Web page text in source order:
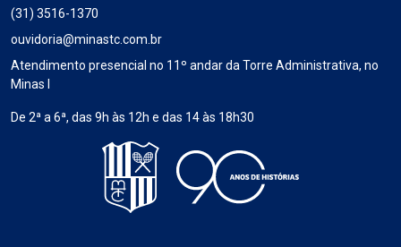
(31) 3516-1370
ouvidoria@minastc.com.br
Atendimento presencial no 11º andar da Torre Administrativa, no
Minas I
De 2ª a 6ª, das 9h às 12h e das 14 às 18h30